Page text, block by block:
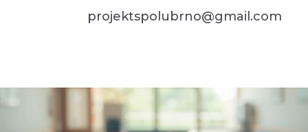
projektspolubrno@gmail.com